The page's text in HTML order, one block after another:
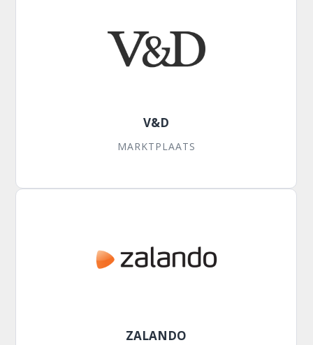
V&D
MARKTPLAATS
ZALANDO